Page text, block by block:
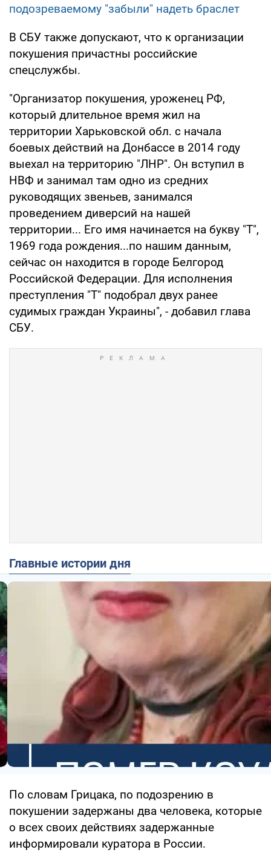
подозреваемому "забыли" надеть браслет
В СБУ также допускают, что к организации
покушения причастны российские
спецслужбы.
"Организатор покушения, уроженец РФ,
который длительное время жил на
территории Харьковской обл. с начала
боевых действий на Донбассе в 2014 году
выехал на территорию "ЛНР". Он вступил в
НВФ и занимал там одно из средних
руководящих звеньев, занимался
проведением диверсий на нашей
территории... Его имя начинается на букву "Т",
1969 года рождения...по нашим данным,
сейчас он находится в городе Белгород
Российской Федерации. Для исполнения
преступления "Т" подобрал двух ранее
судимых граждан Украины", - добавил глава
СБУ.
Главные истории дня
По словам Грицака, по подозрению в
покушении задержаны два человека, которые
о всех своих действиях задержанные
информировали куратора в России.